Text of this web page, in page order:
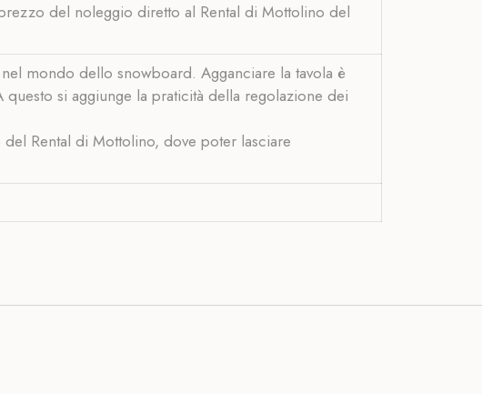
del noleggio diretto al Rental di Mottolino del
mondo dello snowboard. Agganciare la tavola è
si aggiunge la praticità della regolazione dei
Rental di Mottolino, dove poter lasciare